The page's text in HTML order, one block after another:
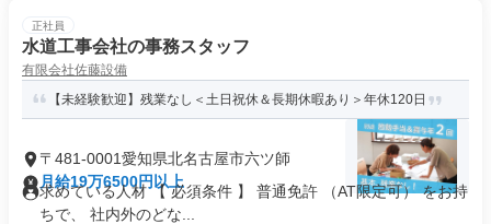
正社員
水道工事会社の事務スタッフ
有限会社佐藤設備
【未経験歓迎】残業なし＜土日祝休＆長期休暇あり＞年休120日
〒481-0001愛知県北名古屋市六ツ師
月給19万6500円以上
求めている人材 【 必須条件 】 普通免許 （AT限定可） をお持
ちで、 社内外のどな...